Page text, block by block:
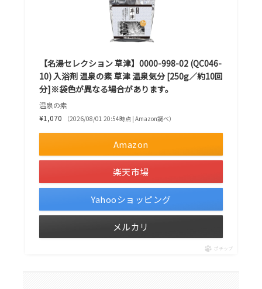
【名湯セレクション 草津】0000-998-02 (QC046-
10) 入浴剤 温泉の素 草津 温泉気分 [250g／約10回
分]※袋色が異なる場合があります。
温泉の素
¥1,070
（2026/08/01 20:54時点 | Amazon調べ）
Amazon
楽天市場
Yahooショッピング
メルカリ
ポチップ